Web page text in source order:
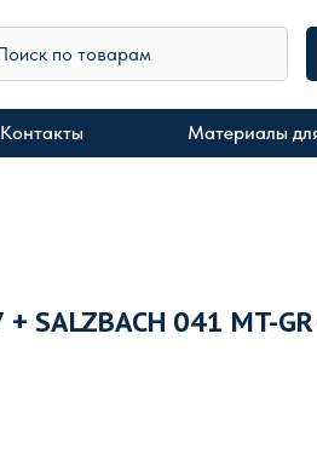
Материалы
Контакты
по товарам
+ SALZBACH 041 MT-